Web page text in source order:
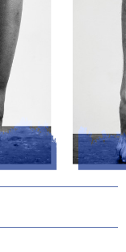
Sur
Pieter